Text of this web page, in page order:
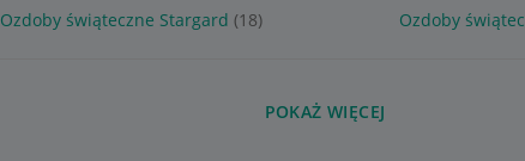
Ozdoby świąteczne Stargard (18) Ozdoby
POKAŻ WIĘCEJ